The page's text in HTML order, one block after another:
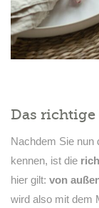
Das
Nachdem Sie nun
kennen, ist die
hier gilt:von
wird also mit dem